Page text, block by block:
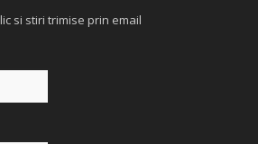
si stiri trimise prin email